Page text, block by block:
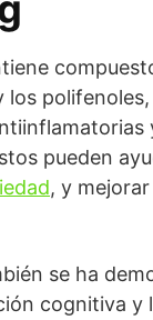
los
pueden
, y
se ha
cognitiva y